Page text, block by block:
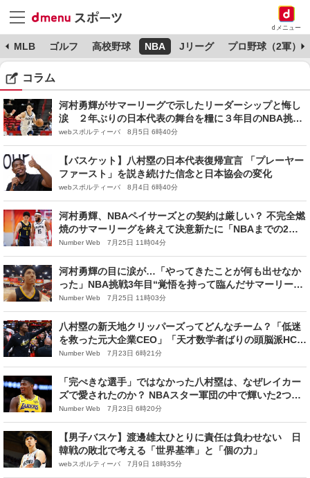
dメニュー
MLB ゴルフ 高校野球 NBA Jリーグ プロ野球（2軍）
コラム
河村勇輝がサマーリーグで示したリーダーシップと悔し
涙 ２年ぶりの日本代表の舞台を糧に３年目のNBA挑戦
は続く
webスポルティーバ 8月5日 6時40分
【バスケット】八村塁の日本代表復帰宣言 「プレーヤー
ファースト」を説き続けた信念と日本協会の変化
webスポルティーバ 8月4日 6時40分
河村勇輝、NBAペイサーズとの契約は厳しい？ 不完全燃
焼のサマーリーグを終えて決意新たに「NBAまでの2カ
月間、ここ数年で一番きつい夏にします」
Number Web 7月25日 11時04分
河村勇輝の目に涙が…「やってきたことが何も出せなか
った」NBA挑戦3年目“覚悟を持って臨んだサマーリー
グ”で痛感「NBA本契約をつかむための課題」
Number Web 7月25日 11時03分
八村塁の新天地クリッパーズってどんなチーム？「低迷
を救った元大企業CEO」「天才数学者ばりの頭脳派HC」
給料は下がるも、“NBA第3章”にそろう好条件
Number Web 7月23日 6時21分
「完ぺきな選手」ではなかった八村塁は、なぜレイカー
ズで愛されたのか？ NBAスター軍団の中で輝いた2つの
理由「ルイは歴史の一部だと思っている」
Number Web 7月23日 6時20分
【男子バスケ】渡邊雄太ひとりに責任は負わせない 日
韓戦の敗北で考える「世界基準」と「個の力」
webスポルティーバ 7月9日 18時35分